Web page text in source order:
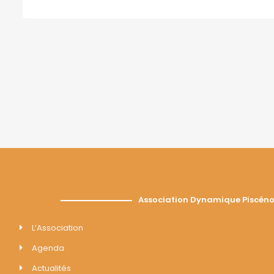
Association Dynamique
L’Association
Agenda
Actualités